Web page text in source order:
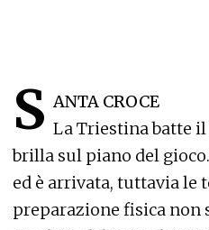
S ANTA CROCE
La Triestina batte
brilla sul piano del
ed è arrivata, tuttavia le
preparazione fisica non